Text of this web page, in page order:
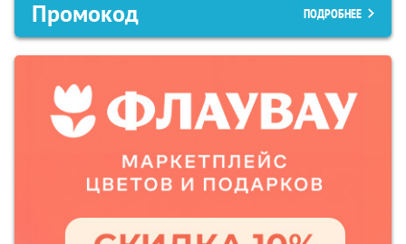
Промокод ПОДРОБНЕЕ